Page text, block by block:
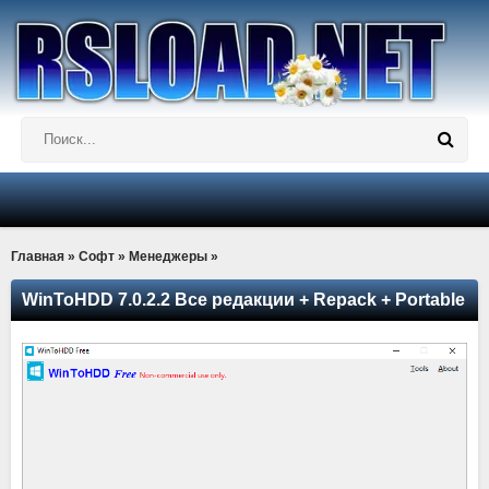
Главная » Софт » Менеджеры »
WinToHDD 7.0.2.2 Все редакции + Repack + Portable